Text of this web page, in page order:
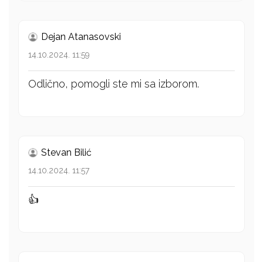
Dejan Atanasovski
14.10.2024. 11:59
Odlično, pomogli ste mi sa izborom.
Stevan Bilić
14.10.2024. 11:57
👍